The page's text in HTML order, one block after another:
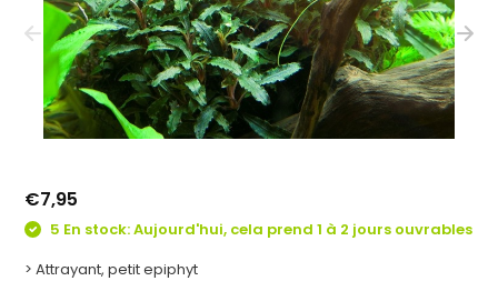
€7,95
5 En stock: Aujourd'hui, cela prend 1 à 2 jours ouvrables
> Attrayant, petit epiphyt